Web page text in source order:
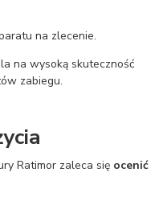
na zlecenie.
na wysoką skuteczność
zabiegu.
Ratimor zaleca się ocenić